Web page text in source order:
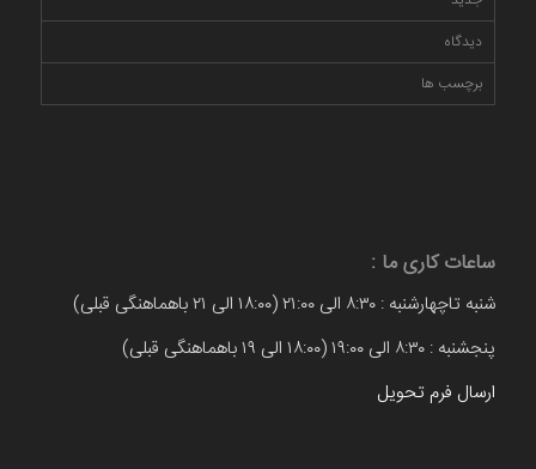
دیدگاه
برچسب ها
ساعات کاری ما :
شنبه تاچهارشنبه : ۸:۳۰ الی ۲۱:۰۰ (۱۸:۰۰ الی ۲۱ باهماهنگی قبلی)
پنجشنبه : ۸:۳۰ الی ۱۹:۰۰ (۱۸:۰۰ الی ۱۹ باهماهنگی قبلی)
ارسال فرم تحویل